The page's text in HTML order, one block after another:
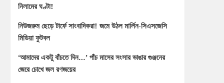
নিলামের ঘণ্টা!
নিউজরুম ছেড়ে টার্ফে সাংবাদিকরা! জমে উঠল মার্লিন-সিএসজেসি
মিডিয়া ফুটবল
‘আমাদের একটু বাঁচতে দিন…’ পাঁচ মাসের সংসার ভাঙার গুঞ্জনের
জেরে চোখে জল রণজয়ের